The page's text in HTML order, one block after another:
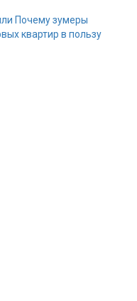
Почему зумеры
квартир в пользу